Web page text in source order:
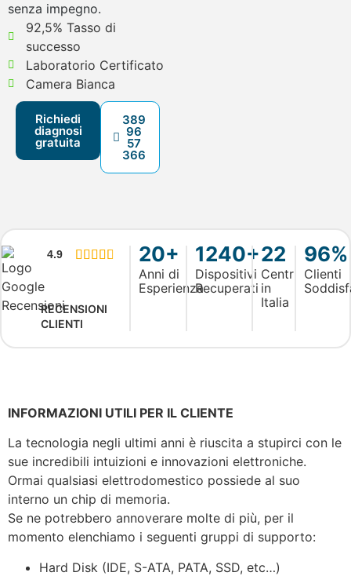
senza impegno.
92,5% Tasso di
successo
Laboratorio Certificato
Camera Bianca
Richiedi
diagnosi
gratuita
389
96
57
366
4.9     
RECENSIONI
CLIENTI
20+
Anni di
Esperienza
1240+
Dispositivi
Recuperati
22
Centri
in
Italia
96%
Clienti
INFORMAZIONI UTILI PER IL CLIENTE
La tecnologia negli ultimi anni è riuscita a stupirci con le
sue incredibili intuizioni e innovazioni elettroniche.
Ormai qualsiasi elettrodomestico possiede al suo
interno un chip di memoria.
Se ne potrebbero annoverare molte di più, per il
momento elenchiamo i seguenti gruppi di supporto:
Hard Disk (IDE, S-ATA, PATA, SSD, etc…)